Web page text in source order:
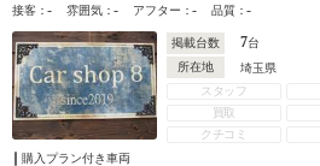
接客：- 雰囲気：- アフター：- 品質：-
掲載台数 7台
所在地
埼玉県
スタッフ
買取
クチコミ
購入プラン付き車両